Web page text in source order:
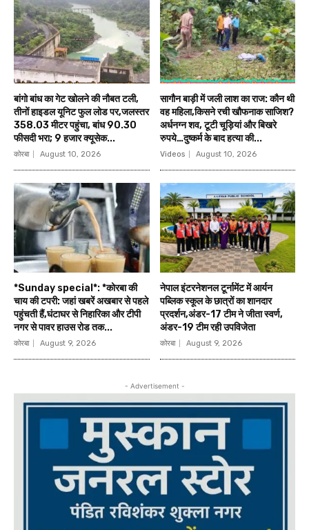
बांगो बांध का गेट खोलने की नौबत टली,
तीनों हाइडल यूनिट फुल लोड पर,जलस्तर
358.03 मीटर पहुंचा, बांध 90.30
फीसदी भरा; 9 हजार क्यूसेक...
कोरबा August 10, 2026
सागौन बाड़ी में जली लाश का राज: कौन थी
वह महिला,किसने रची खौफनाक साजिश?
अर्धनग्न शव, टूटी चूड़ियां और बिखरे
रुपये…दुष्कर्म के बाद हत्या की...
Videos August 10, 2026
*Sunday special*: *कोरबा की
चाय की टपरी: जहां खबरें अखबार से पहले
पहुंचती हैं,घंटाघर से निहारिका और टीपी
नगर से पावर हाउस रोड तक...
कोरबा August 9, 2026
नेपाल इंटरनेशनल टूर्नामेंट में आर्यन
पब्लिक स्कूल के छात्रों का शानदार
प्रदर्शन,अंडर-17 टीम ने जीता स्वर्ण,
अंडर-19 टीम रही उपविजेता
कोरबा August 9, 2026
- Advertisement -